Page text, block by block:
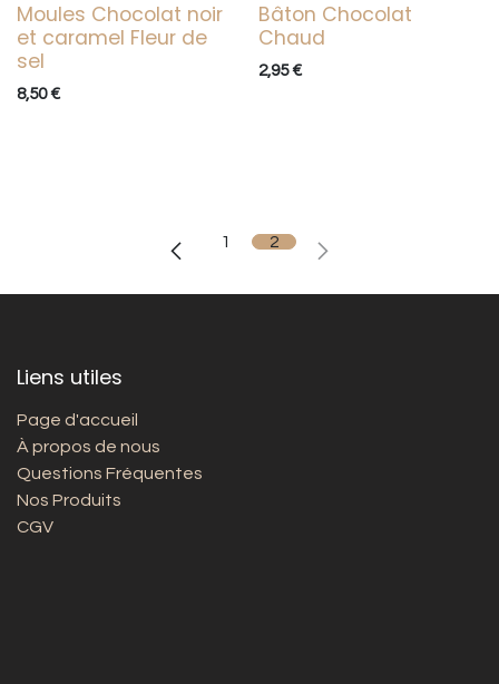
Moules Chocolat noir
et caramel Fleur de
sel
8,50€
Bâton Chocolat
Chaud
2,95€
1 2
Liens utiles
Page d'accueil
À propos de nous
Questions Fréquentes
Nos Produits
CGV